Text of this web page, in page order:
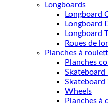
Longboards
Longboard
Longboard
Longboard
Roues de
Planches à
Planches
Skateboard
Skateboard
Wheels
Planches à